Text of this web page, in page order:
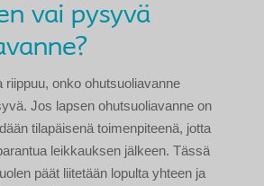
vai pysyvä
riippuu, onko ohutsuoliavanne
Jos lapsen ohutsuoliavanne on
tilapäisenä toimenpiteenä, jotta
leikkauksen jälkeen. Tässä
päät liitetään lopulta yhteen ja